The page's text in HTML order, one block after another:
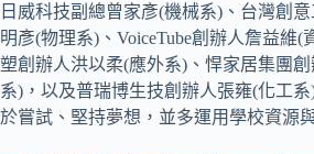
日威科技副總曾家彥(機械系)、台灣創
明彥(物理系)、VoiceTube創辦人詹益維(
塑創辦人洪以柔(應外系)、悍家居集團
系)，以及普瑞博生技創辦人張雍(化工
於嘗試、堅持夢想，並多運用學校資源